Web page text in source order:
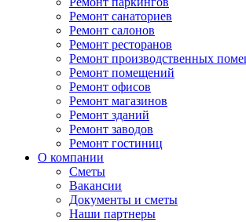
Ремонт санаториев
Ремонт салонов
Ремонт ресторанов
Ремонт производственных
Ремонт помещений
Ремонт офисов
Ремонт магазинов
Ремонт зданий
Ремонт заводов
Ремонт гостиниц
О компании
Сметы
Вакансии
Документы и сметы
Наши партнеры